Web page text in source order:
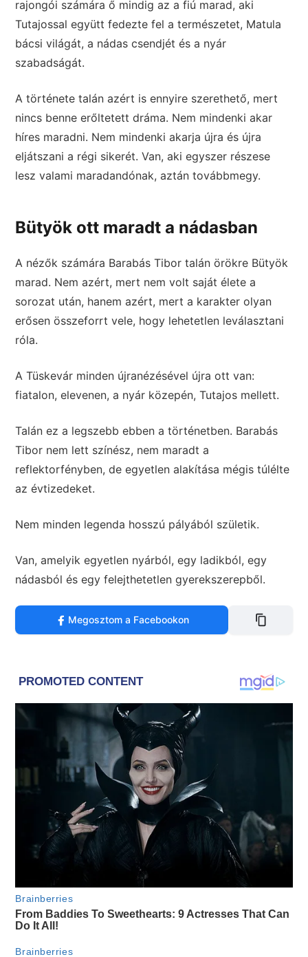
rajongói számára ő mindig az a fiú marad, aki
Tutajossal együtt fedezte fel a természetet, Matula
bácsi világát, a nádas csendjét és a nyár
szabadságát.
A története talán azért is ennyire szerethető, mert
nincs benne erőltetett dráma. Nem mindenki akar
híres maradni. Nem mindenki akarja újra és újra
eljátszani a régi sikerét. Van, aki egyszer részese
lesz valami maradandónak, aztán továbbmegy.
Bütyök ott maradt a nádasban
A nézők számára Barabás Tibor talán örökre Bütyök
marad. Nem azért, mert nem volt saját élete a
sorozat után, hanem azért, mert a karakter olyan
erősen összeforrt vele, hogy lehetetlen leválasztani
róla.
A Tüskevár minden újranézésével újra ott van:
fiatalon, elevenen, a nyár közepén, Tutajos mellett.
Talán ez a legszebb ebben a történetben. Barabás
Tibor nem lett színész, nem maradt a
reflektorfényben, de egyetlen alakítása mégis túlélte
az évtizedeket.
Nem minden legenda hosszú pályából születik.
Van, amelyik egyetlen nyárból, egy ladikból, egy
nádasból és egy felejthetetlen gyerekszerepből.
Megosztom a Facebookon